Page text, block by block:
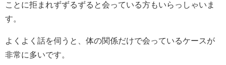
ことに拒まれずずるずると会っている方もいらっしゃいま
す。
よくよく話を伺うと、体の関係だけで会っているケースが
非常に多いです。